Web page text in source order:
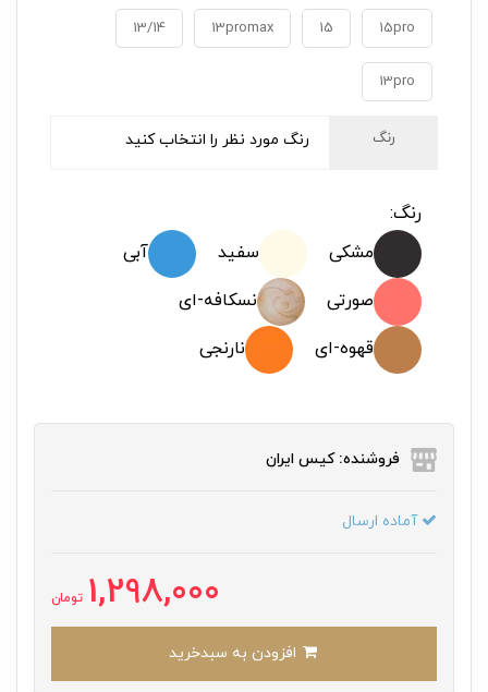
15pro
15
13promax
13/14
13pro
رنگ رنگ مورد نظر را انتخاب کنید
رنگ:
مشکی
سفید
آبی
صورتی
نسکافه-ای
قهوه-ای
نارنجی
فروشنده: کیس ایران
آماده ارسال
1,298,000 تومان